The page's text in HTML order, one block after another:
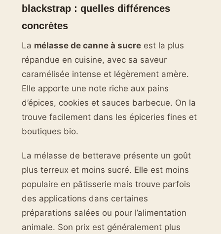
blackstrap : quelles différences
concrètes
La mélasse de canne à sucre est la plus
répandue en cuisine, avec sa saveur
caramélisée intense et légèrement amère.
Elle apporte une note riche aux pains
d’épices, cookies et sauces barbecue. On la
trouve facilement dans les épiceries fines et
boutiques bio.
La mélasse de betterave présente un goût
plus terreux et moins sucré. Elle est moins
populaire en pâtisserie mais trouve parfois
des applications dans certaines
préparations salées ou pour l’alimentation
animale. Son prix est généralement plus